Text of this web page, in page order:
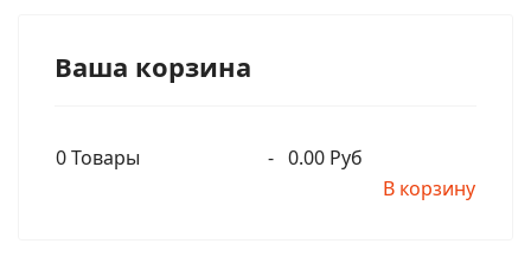
Ваша корзина
0Товары - 0.00 Руб
В корзину